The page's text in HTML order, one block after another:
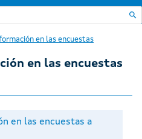
en las encuestas
en las encuestas
en las encuestas a